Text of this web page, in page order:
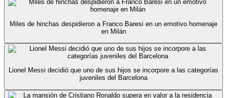
Miles de hinchas despidieron a Franco Baresi en un emotivo homenaje
en Milán
Lionel Messi decidió que uno de sus hijos se incorpore a las categorías
juveniles del Barcelona